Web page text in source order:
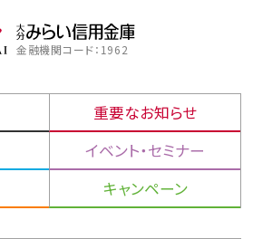
金融機関コード：1962
重要なお知らせ
イベント・セミナー
キャンペーン